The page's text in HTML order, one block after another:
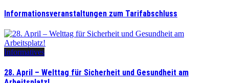
Informationsveranstaltungen zum Tarifabschluss
Informatives
28. April – Welttag für Sicherheit und Gesundheit am